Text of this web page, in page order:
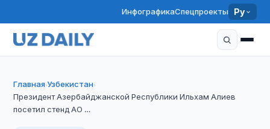
ИнфографикаСпецпроекты Ру
Главная›Узбекистан›
Президент Азербайджанской Республики Ильхам Алиев
посетил стенд АО …